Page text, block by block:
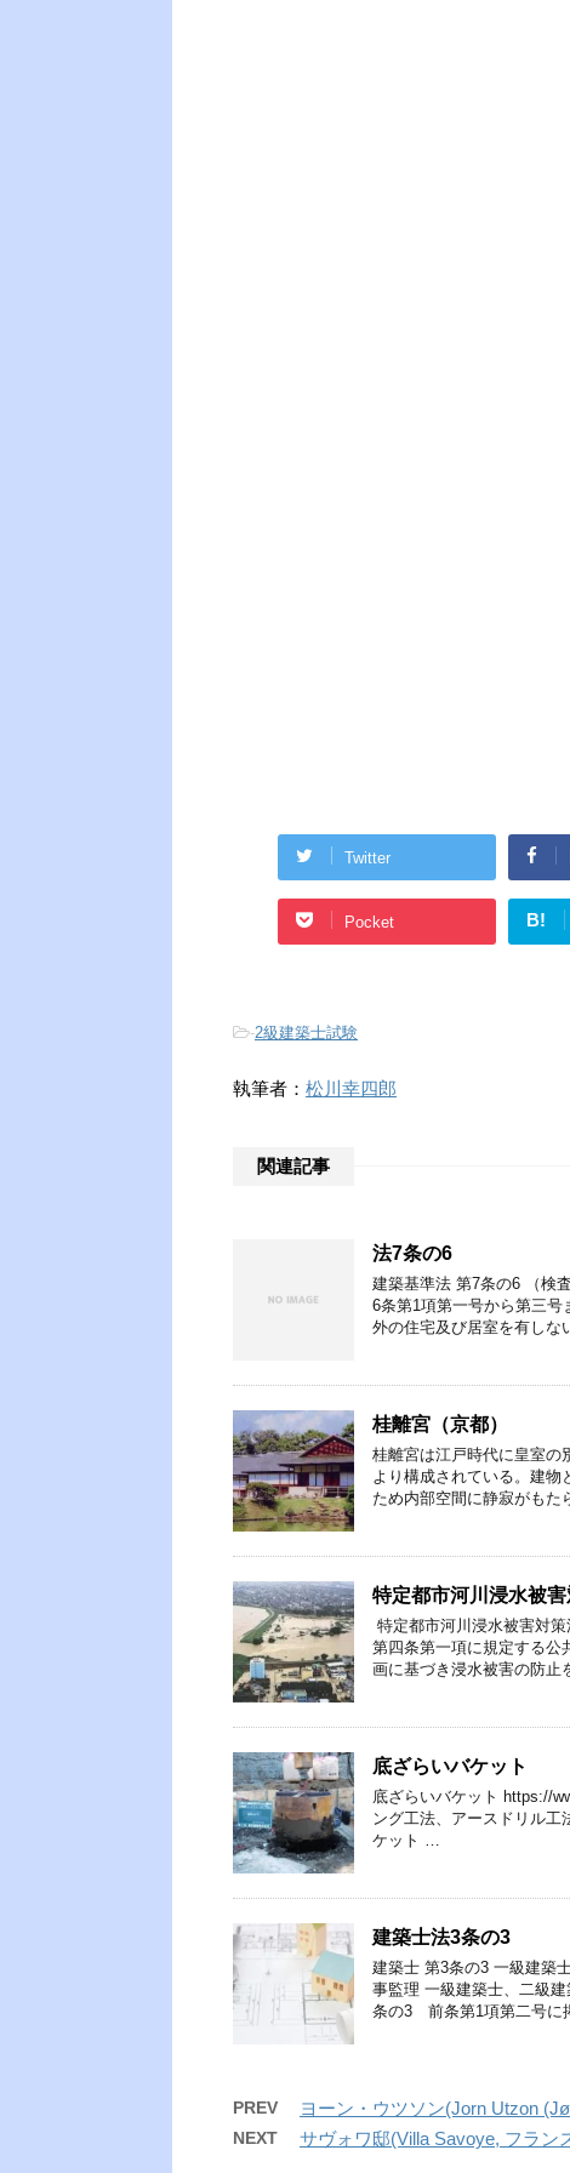
Twitter
Pocket B!
-2級建築士試験
執筆者： 松川幸四郎
関連記事
法7条の6
建築基準法 第7条の6 （検
6条第1項第一号から第三号
外の住宅及び居室を有し
桂離宮（京都）
桂離宮は江戸時代に皇室の
より構成されている。建物
ため内部空間に静寂がも
特定都市河川浸水被
特定都市河川浸水被害対
第四条第一項に規定する公
画に基づき浸水被害の防
底ざらいバケット
底ざらいバケット https://
ング工法、アースドリル工
ケット …
建築士法3条の3
建築士 第3条の3 一級建築
事監理 一級建築士、二級
条の3 前条第1項第二号に
PREV ヨーン・ウツソン(Jorn Utzon
NEXT サヴォワ邸(Villa Savoye, フラン